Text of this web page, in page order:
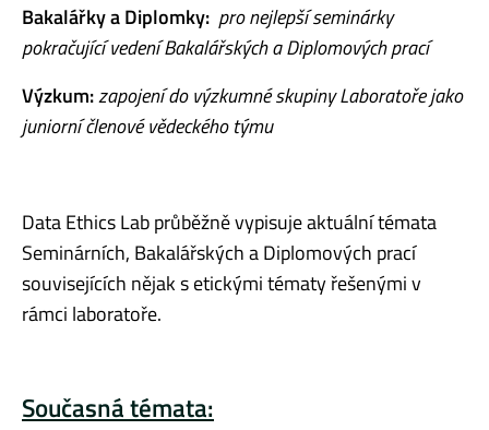
Bakalářky a Diplomky: pro nejlepší seminárky
pokračující vedení Bakalářských a Diplomových prací
Výzkum:zapojení do výzkumné skupiny Laboratoře jako
juniorní členové vědeckého týmu
Data Ethics Lab průběžně vypisuje aktuální témata
Seminárních, Bakalářských a Diplomových prací
souvisejících nějak s etickými tématy řešenými v
rámci laboratoře.
Současná témata: